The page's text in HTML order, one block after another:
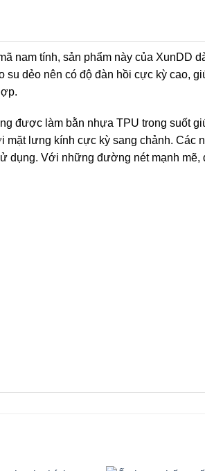
nam tính, sản phẩm này của XunDD
dẻo nên có độ đàn hồi cực kỳ cao,
được làm bằn nhựa TPU trong suốt
mặt lưng kính cực kỳ sang chảnh. Các
dụng. Với những đường nét mạnh mẽ,